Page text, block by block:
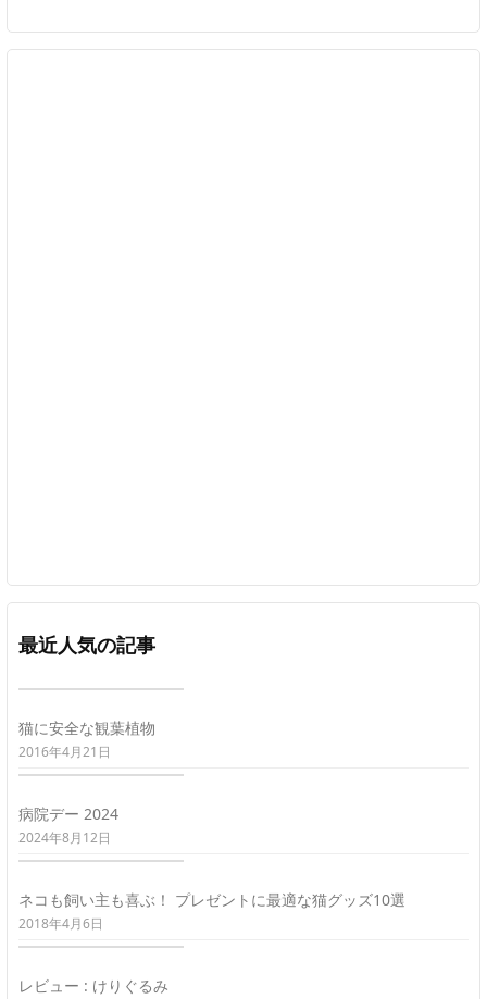
最近人気の記事
猫に安全な観葉植物
2016年4月21日
病院デー 2024
2024年8月12日
ネコも飼い主も喜ぶ！ プレゼントに最適な猫グッズ10選
2018年4月6日
レビュー : けりぐるみ